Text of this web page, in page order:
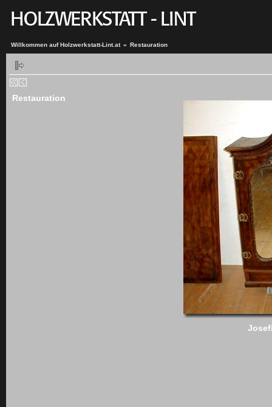
Willkommen auf Holzwerkstatt-Lint.at » Restauration
Restauration